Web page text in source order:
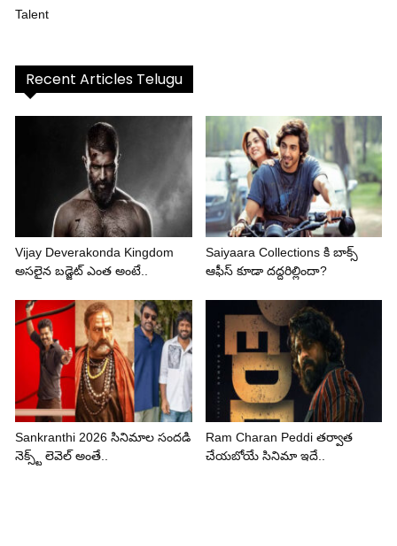
Talent
Recent Articles Telugu
Vijay Deverakonda Kingdom
అసలైన బడ్జెట్ ఎంత అంటే..
Saiyaara Collections కి బాక్స్
ఆఫీస్ కూడా దద్దరిల్లిందా?
Sankranthi 2026 సినిమాల సందడి
నెక్స్ట్ లెవెల్ అంతే..
Ram Charan Peddi తర్వాత
చేయబోయే సినిమా ఇదే..